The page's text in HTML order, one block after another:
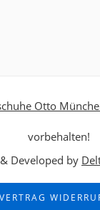
Otto
vorbehalten!
Developed by
VERTRAG